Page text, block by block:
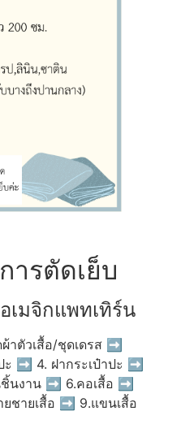
ารตัดเย็บ
เมจิกแพทเทิร์น
าตัวเสื้อ/ชุดเดรส ➡
ะ ➡ 4. ฝากระเป๋าปะ ➡
ชิ้นงาน ➡ 6.คอเสื้อ ➡
ชายเสื้อ ➡ 9.แขนเสื้อ